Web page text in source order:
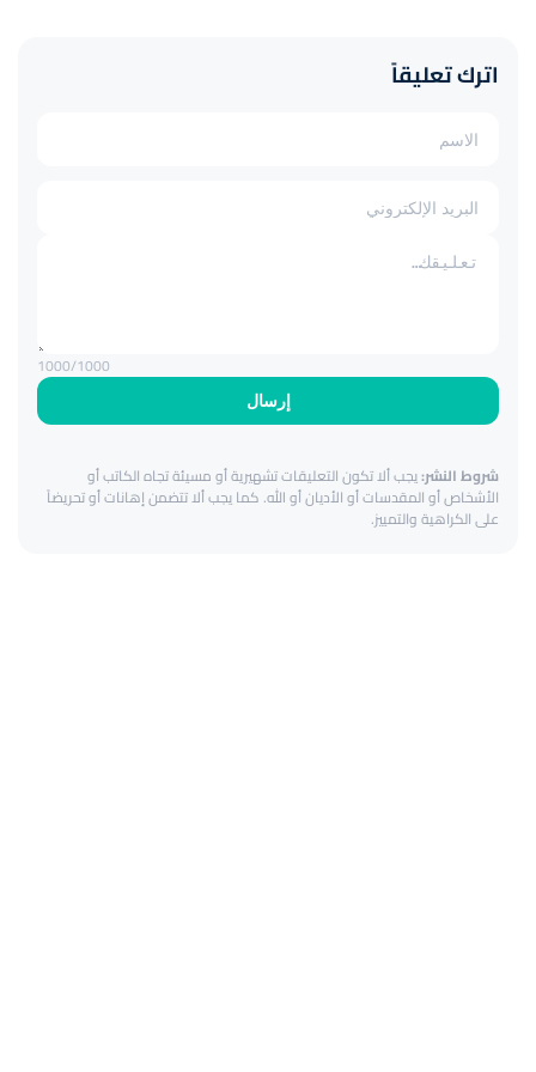
اترك تعليقاً
إرسال
1000/1000
شروط النشر:يجب ألا تكون التعليقات تشهيرية أو مسيئة تجاه الكاتب أو
الأشخاص أو المقدسات أو الأديان أو الله. كما يجب ألا تتضمن إهانات أو تحريضاً
على الكراهية والتمييز.